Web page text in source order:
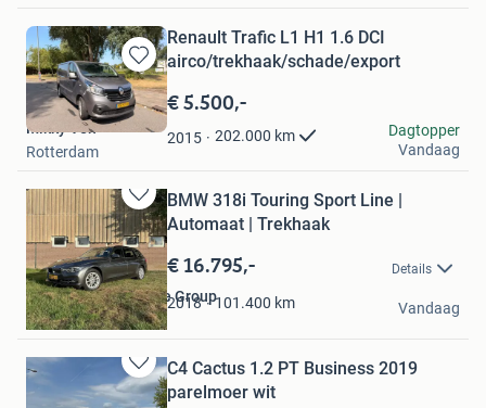
Bewaren
in
Mijn
Favorieten
Renault Trafic L1 H1 1.6 DCI
airco/trekhaak/schade/export
€ 5.500,-
2015 202.000 km
Mikky Ven
Rotterdam
Dagtopper
Vandaag
Bewaren
in
Mijn
Favorieten
BMW 318i Touring Sport Line |
Automaat | Trekhaak
€ 16.795,- Details
2018 101.400 km
De Boom Automotive Group
Alblasserdam
Vandaag
Bewaren
in
C4 Cactus 1.2 PT Business 2019
parelmoer wit